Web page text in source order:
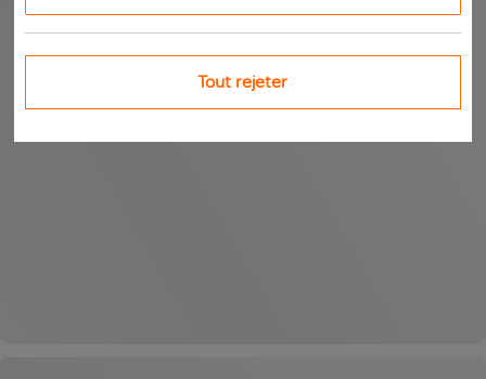
Tout rejeter